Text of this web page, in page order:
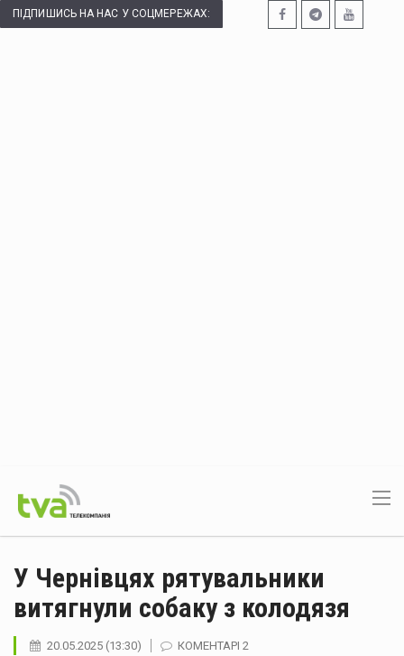
ПІДПИШИСЬ НА НАС У СОЦМЕРЕЖАХ:
У Чернівцях рятувальники
витягнули собаку з колодязя
20.05.2025 (13:30) КОМЕНТАРІ 2